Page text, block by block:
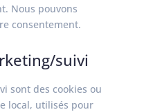
Nous pouvons
consentement.
suivi
sont des cookies ou
local, utilisés pour